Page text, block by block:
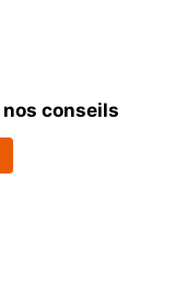
conseils